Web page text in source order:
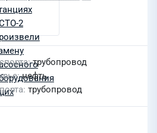
трубопровод
нефть
трубопровод